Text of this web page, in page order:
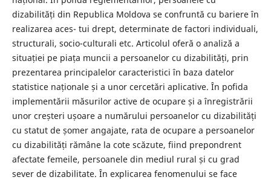
dizabilități din Republica Moldova se confruntă cu bariere în
realizarea aces- tui drept, determinate de factori individuali,
structurali, socio-culturali etc. Articolul oferă o analiză a
situației pe piața muncii a persoanelor cu dizabilități, prin
prezentarea principalelor caracteristici în baza datelor
statistice naționale și a unor cercetări aplicative. În pofida
implementării măsurilor active de ocupare și a înregistrării
unor creșteri ușoare a numărului persoanelor cu dizabilități
cu statut de șomer angajate, rata de ocupare a persoanelor
cu dizabilități rămâne la cote scăzute, fiind prepondrent
afectate femeile, persoanele din mediul rural și cu grad
sever de dizabilitate. În explicarea fenomenului se face